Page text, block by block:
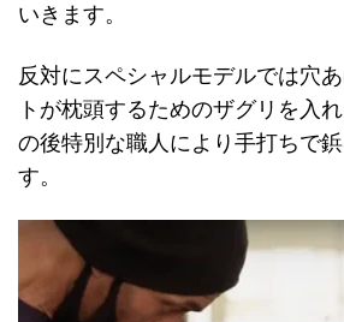
いきます。
反対にスペシャルモデルでは穴
トが枕頭するためのザグリを入
の後特別な職人により手打ちで
す。